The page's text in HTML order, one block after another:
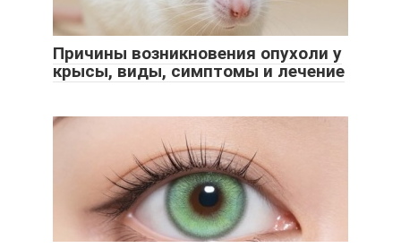
Причины возникновения опухоли у
крысы, виды, симптомы и лечение